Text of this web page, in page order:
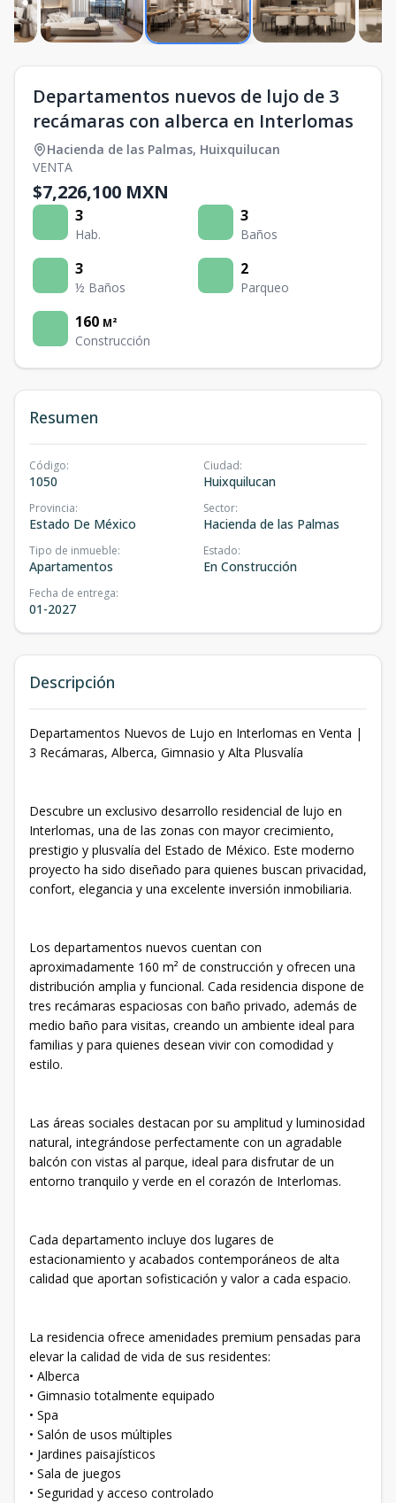
Departamentos nuevos de lujo de 3
recámaras con alberca en Interlomas
Hacienda de las Palmas, Huixquilucan
VENTA
$7,226,100 MXN
3
Hab.
3
Baños
3
½ Baños
2
Parqueo
160 M²
Construcción
Resumen
Código:
1050
Ciudad:
Huixquilucan
Provincia:
Estado De México
Sector:
Hacienda de las Palmas
Tipo de inmueble:
Apartamentos
Estado:
En Construcción
Fecha de entrega:
01-2027
Descripción
Departamentos Nuevos de Lujo en Interlomas en Venta |
3 Recámaras, Alberca, Gimnasio y Alta Plusvalía
Descubre un exclusivo desarrollo residencial de lujo en
Interlomas, una de las zonas con mayor crecimiento,
prestigio y plusvalía del Estado de México. Este moderno
proyecto ha sido diseñado para quienes buscan privacidad,
confort, elegancia y una excelente inversión inmobiliaria.
Los departamentos nuevos cuentan con
aproximadamente 160 m² de construcción y ofrecen una
distribución amplia y funcional. Cada residencia dispone de
tres recámaras espaciosas con baño privado, además de
medio baño para visitas, creando un ambiente ideal para
familias y para quienes desean vivir con comodidad y
estilo.
Las áreas sociales destacan por su amplitud y luminosidad
natural, integrándose perfectamente con un agradable
balcón con vistas al parque, ideal para disfrutar de un
entorno tranquilo y verde en el corazón de Interlomas.
Cada departamento incluye dos lugares de
estacionamiento y acabados contemporáneos de alta
calidad que aportan sofisticación y valor a cada espacio.
La residencia ofrece amenidades premium pensadas para
elevar la calidad de vida de sus residentes:
• Alberca
• Gimnasio totalmente equipado
• Spa
• Salón de usos múltiples
• Jardines paisajísticos
• Sala de juegos
• Seguridad y acceso controlado